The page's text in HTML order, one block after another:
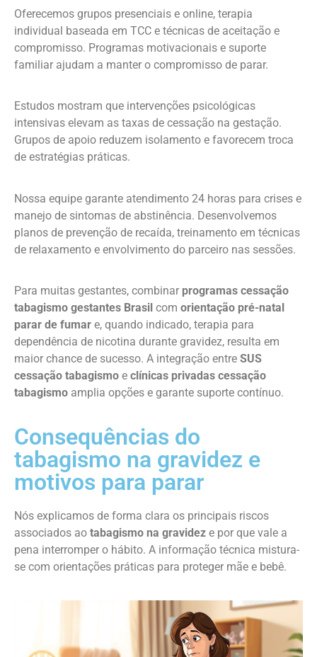
Oferecemos grupos presenciais e online, terapia
individual baseada em TCC e técnicas de aceitação e
compromisso. Programas motivacionais e suporte
familiar ajudam a manter o compromisso de parar.
Estudos mostram que intervenções psicológicas
intensivas elevam as taxas de cessação na gestação.
Grupos de apoio reduzem isolamento e favorecem troca
de estratégias práticas.
Nossa equipe garante atendimento 24 horas para crises e
manejo de sintomas de abstinência. Desenvolvemos
planos de prevenção de recaída, treinamento em técnicas
de relaxamento e envolvimento do parceiro nas sessões.
Para muitas gestantes, combinar programas cessação
tabagismo gestantes Brasil com orientação pré-natal
parar de fumar e, quando indicado, terapia para
dependência de nicotina durante gravidez, resulta em
maior chance de sucesso. A integração entre SUS
cessação tabagismo e clínicas privadas cessação
tabagismo amplia opções e garante suporte contínuo.
Consequências do
tabagismo na gravidez e
motivos para parar
Nós explicamos de forma clara os principais riscos
associados ao tabagismo na gravidez e por que vale a
pena interromper o hábito. A informação técnica mistura-
se com orientações práticas para proteger mãe e bebê.